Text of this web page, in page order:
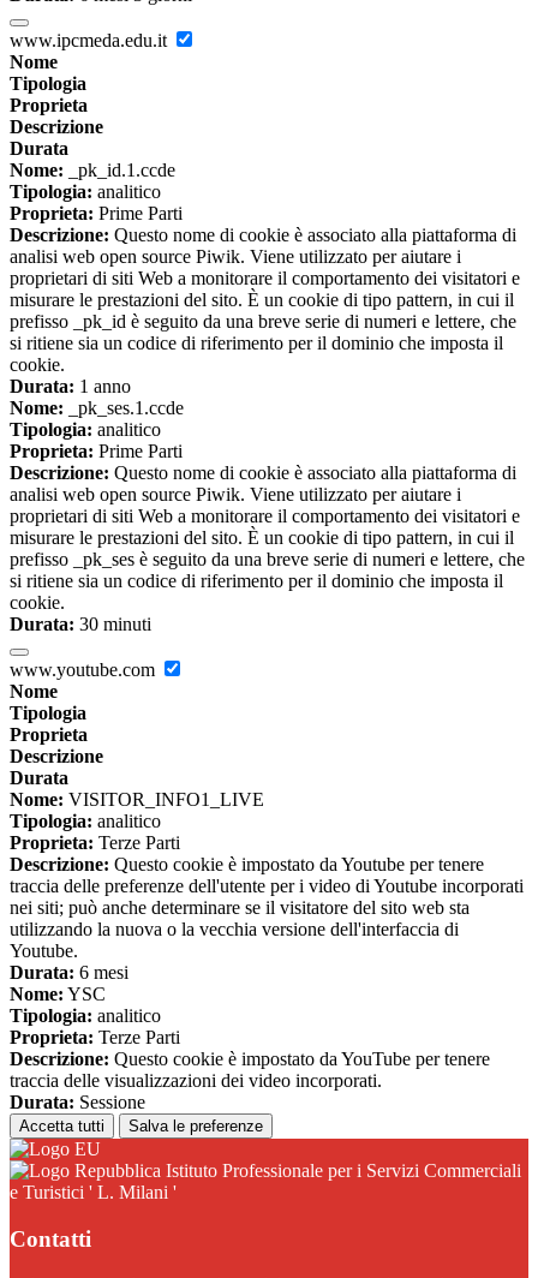
www.ipcmeda.edu.it
Nome
Tipologia
Proprieta
Descrizione
Durata
Nome: _pk_id.1.ccde
Tipologia: analitico
Proprieta: Prime Parti
Descrizione: Questo nome di cookie è associato alla piattaforma di
analisi web open source Piwik. Viene utilizzato per aiutare i
proprietari di siti Web a monitorare il comportamento dei visitatori e
misurare le prestazioni del sito. È un cookie di tipo pattern, in cui il
prefisso _pk_id è seguito da una breve serie di numeri e lettere, che
si ritiene sia un codice di riferimento per il dominio che imposta il
cookie.
Durata: 1 anno
Nome: _pk_ses.1.ccde
Tipologia: analitico
Proprieta: Prime Parti
Descrizione: Questo nome di cookie è associato alla piattaforma di
analisi web open source Piwik. Viene utilizzato per aiutare i
proprietari di siti Web a monitorare il comportamento dei visitatori e
misurare le prestazioni del sito. È un cookie di tipo pattern, in cui il
prefisso _pk_ses è seguito da una breve serie di numeri e lettere, che
si ritiene sia un codice di riferimento per il dominio che imposta il
cookie.
Durata: 30 minuti
www.youtube.com
Nome
Tipologia
Proprieta
Descrizione
Durata
Nome: VISITOR_INFO1_LIVE
Tipologia: analitico
Proprieta: Terze Parti
Descrizione: Questo cookie è impostato da Youtube per tenere
traccia delle preferenze dell'utente per i video di Youtube incorporati
nei siti; può anche determinare se il visitatore del sito web sta
utilizzando la nuova o la vecchia versione dell'interfaccia di
Youtube.
Durata: 6 mesi
Nome: YSC
Tipologia: analitico
Proprieta: Terze Parti
Descrizione: Questo cookie è impostato da YouTube per tenere
traccia delle visualizzazioni dei video incorporati.
Durata: Sessione
Accetta tutti Salva le preferenze
Istituto Professionale per i Servizi Commerciali
e Turistici ' L. Milani '
Contatti